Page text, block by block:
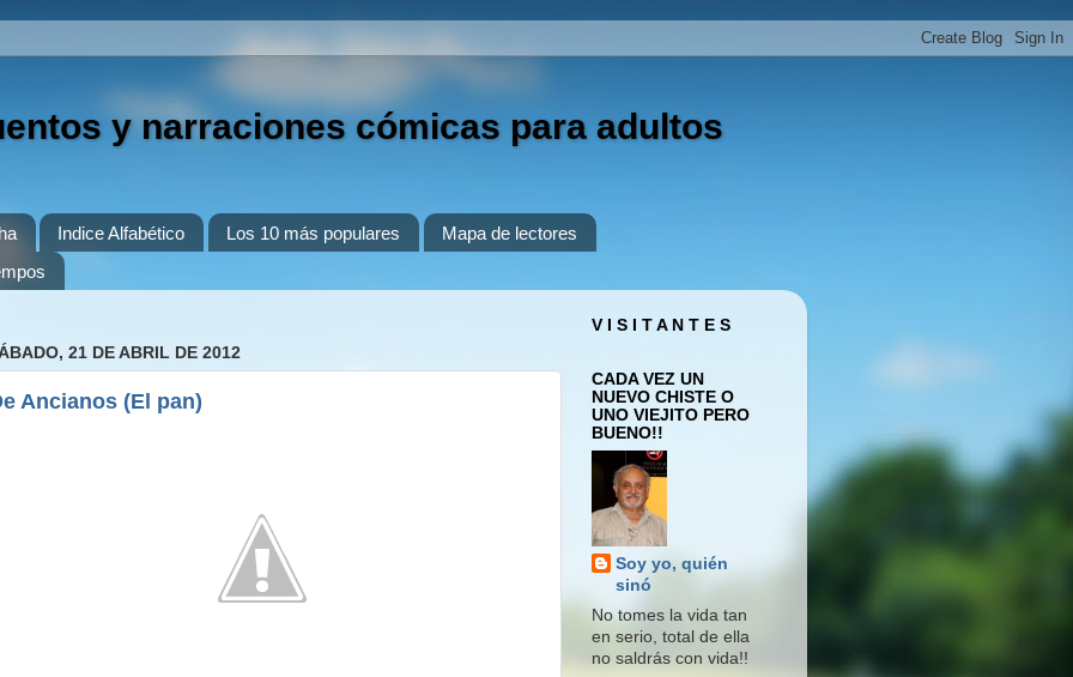
y narraciones cómicas para adultos
Indice Alfabético Los 10 más populares
Mapa de lectores
21 DE ABRIL DE 2012
Ancianos (El pan)
V I S I T A N T E S
CADA VEZ UN
NUEVO CHISTE O
UNO VIEJITO PERO
BUENO!!
Soy yo, quién
sinó
No tomes la vida tan
en serio, total de ella
no saldrás con vida!!